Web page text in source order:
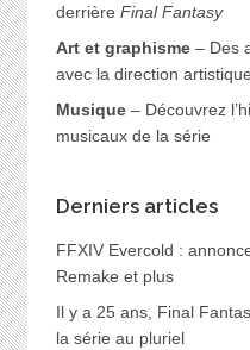
derrière Final Fantasy
Art et graphisme– Des
avec la direction artistique
Musique– Découvrez
musicaux de la série
Derniers articles
FFXIV Evercold :
Remake et plus
Il y a 25 ans, Final
la série au pluriel